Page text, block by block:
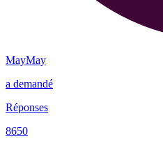
MayMay
a demandé
Réponses
8650